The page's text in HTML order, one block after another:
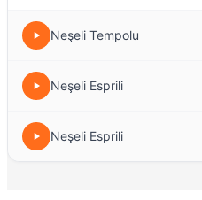
Neşeli Tempolu
Neşeli Esprili
Neşeli Esprili